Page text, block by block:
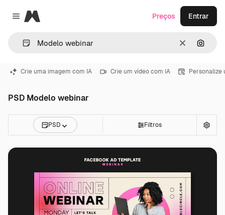
Close menu
Magnific
Limpar
Preços Entrar
Crie uma imagem com IA Crie um vídeo com IA Personalize
PSD Modelo webinar
PSD Filtros